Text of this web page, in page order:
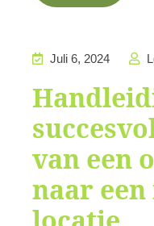
Juli 6, 2024
van een
naar